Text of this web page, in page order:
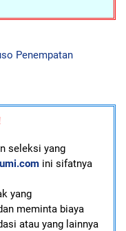
Penempatan
seleksi yang
ini sifatnya
yang
meminta biaya
atau yang lainnya